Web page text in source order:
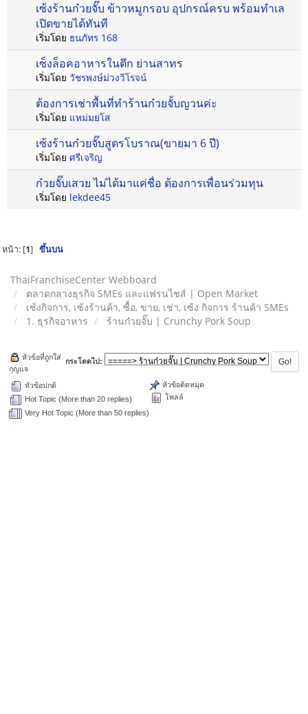
เซ้งร้านก๋วยจั๊บ ข้าวหมูกรอบ อุปกรณ์ครบ พร้อมทำเล
เปิดขายได้ทันที
เริ่มโดย ธนภัทร 168
เซ็งล็อคอาหารในตึก ย่านสาทร
เริ่มโดย วัชรพงษ์ม่วงวิโรจน์
ต้องการเช่าพื้นที่ทำร้านก๋วยจั้บญวนค่ะ
เริ่มโดย แหม่มยโส
เซ้งร้านก๋วยจั๊บสูตรโบราณ(ขายมา 6 ปี)
เริ่มโดย ศรีเจริญ
ก๋วยจั๊บเสวย ไม่ได้มาแค่ชื่อ ต้องการเพื่อนร่วมทุน
เริ่มโดย lekdee45
หน้า: [1] ขึ้นบน
ThaiFranchiseCenter Webboard
ตลาดกลางธุรกิจ SMEs และแฟรนไชส์ | Open Market
เซ้งกิจการ, เซ้งร้านค้า, ซื้อ, ขาย, เช่า, เซ้ง กิจการ ร้านค้า SMEs
1. ธุรกิจอาหาร
ร้านก๋วยจั๊บ | Crunchy Pork Soup
กระโดดไป:
หัวข้อปกติ
Hot Topic (More than 20 replies)
Very Hot Topic (More than 50 replies)
หัวข้อที่ถูกใส่
กุญแจ
หัวข้อติดหมุด
โพลล์